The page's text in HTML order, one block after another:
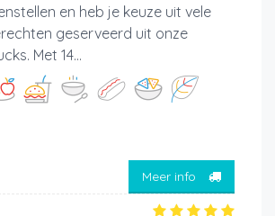
en heb je keuze uit vele
geserveerd uit onze
Met 14...
Meer info